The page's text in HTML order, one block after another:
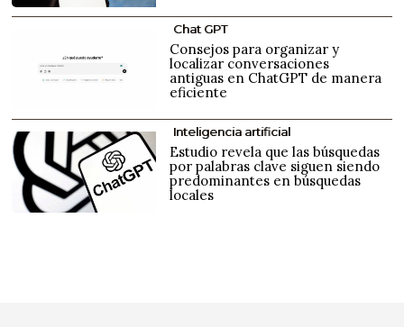
Chat GPT
Consejos para organizar y
localizar conversaciones
antiguas en ChatGPT de manera
eficiente
Inteligencia artificial
Estudio revela que las búsquedas
por palabras clave siguen siendo
predominantes en búsquedas
locales